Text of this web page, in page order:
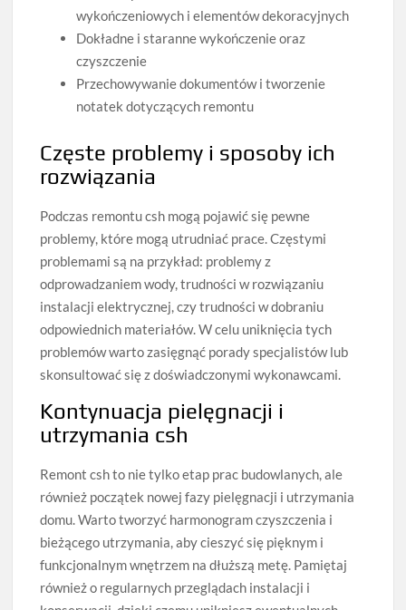
wykończeniowych i elementów dekoracyjnych
Dokładne i staranne wykończenie oraz
czyszczenie
Przechowywanie dokumentów i tworzenie
notatek dotyczących remontu
Częste problemy i sposoby ich
rozwiązania
Podczas remontu csh mogą pojawić się pewne
problemy, które mogą utrudniać prace. Częstymi
problemami są na przykład: problemy z
odprowadzaniem wody, trudności w rozwiązaniu
instalacji elektrycznej, czy trudności w dobraniu
odpowiednich materiałów. W celu uniknięcia tych
problemów warto zasięgnąć porady specjalistów lub
skonsultować się z doświadczonymi wykonawcami.
Kontynuacja pielęgnacji i
utrzymania csh
Remont csh to nie tylko etap prac budowlanych, ale
również początek nowej fazy pielęgnacji i utrzymania
domu. Warto tworzyć harmonogram czyszczenia i
bieżącego utrzymania, aby cieszyć się pięknym i
funkcjonalnym wnętrzem na dłuższą metę. Pamiętaj
również o regularnych przeglądach instalacji i